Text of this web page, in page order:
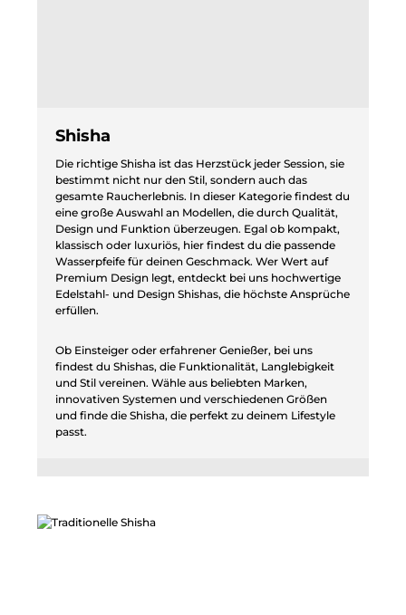
Shisha
Die richtige Shisha ist das Herzstück jeder Session, sie
bestimmt nicht nur den Stil, sondern auch das
gesamte Raucherlebnis. In dieser Kategorie findest du
eine große Auswahl an Modellen, die durch Qualität,
Design und Funktion überzeugen. Egal ob kompakt,
klassisch oder luxuriös, hier findest du die passende
Wasserpfeife für deinen Geschmack. Wer Wert auf
Premium Design legt, entdeckt bei uns hochwertige
Edelstahl- und Design Shishas, die höchste Ansprüche
erfüllen.
Ob Einsteiger oder erfahrener Genießer, bei uns
findest du Shishas, die Funktionalität, Langlebigkeit
und Stil vereinen. Wähle aus beliebten Marken,
innovativen Systemen und verschiedenen Größen
und finde die Shisha, die perfekt zu deinem Lifestyle
passt.